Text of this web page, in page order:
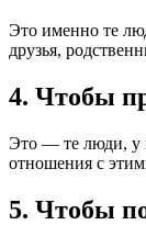
Это именно те
друзья,
4. Чтобы
Это — те люди, у
отношения с
5. Чтобы